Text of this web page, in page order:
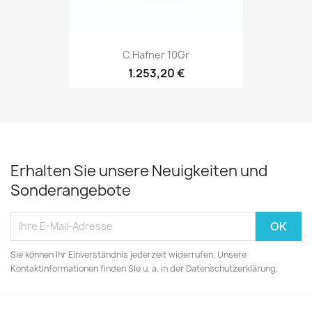
C.Hafner 10Gr
1.253,20 €
Erhalten Sie unsere Neuigkeiten und
Sonderangebote
Sie können Ihr Einverständnis jederzeit widerrufen. Unsere
Kontaktinformationen finden Sie u. a. in der Datenschutzerklärung.